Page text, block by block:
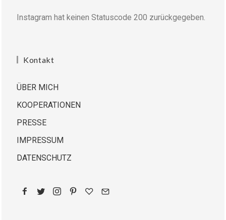
Instagram hat keinen Statuscode 200 zurückgegeben.
Kontakt
ÜBER MICH
KOOPERATIONEN
PRESSE
IMPRESSUM
DATENSCHUTZ